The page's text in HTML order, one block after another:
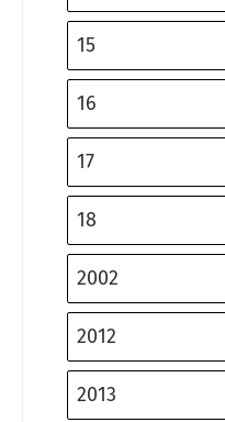
15
16
17
18
2002
2012
2013